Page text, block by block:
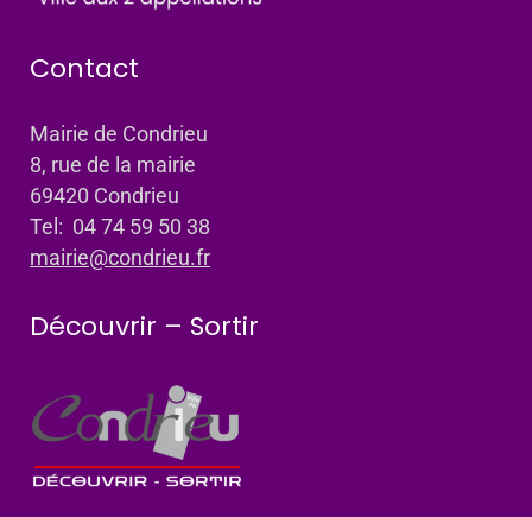
Contact
Mairie de Condrieu
8, rue de la mairie
69420 Condrieu
Tel: 04 74 59 50 38
mairie@condrieu.fr
Découvrir – Sortir